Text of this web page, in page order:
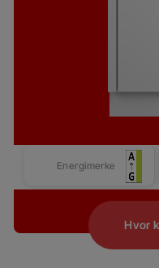
Energimerke
Hvor